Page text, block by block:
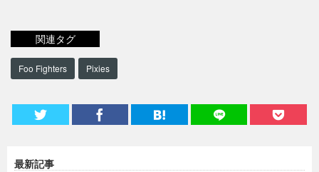
関連タグ
Foo Fighters Pixies
最新記事